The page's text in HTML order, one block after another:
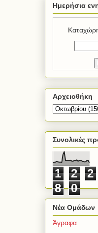
Ημερήσια
Αρχειοθήκη
Συνολικές
1 2 2
8
0
Νέα Ομάδων
Άγραφα